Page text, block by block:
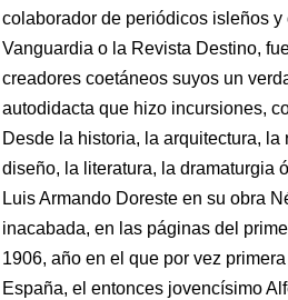
colaborador de periódicos isleños
Vanguardia o la Revista Destino,
creadores coetáneos suyos un
autodidacta que hizo incursiones,
Desde la historia, la arquitectura,
diseño, la literatura, la dramaturgia
Luis Armando Doreste en su obra
inacabada, en las páginas del
1906, año en el que por vez
España, el entonces jovencísimo